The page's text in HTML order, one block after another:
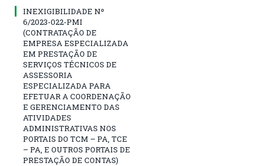
INEXIGIBILIDADE Nº
6/2023-022-PMI
(CONTRATAÇÃO DE
EMPRESA ESPECIALIZADA
EM PRESTAÇÃO DE
SERVIÇOS TÉCNICOS DE
ASSESSORIA
ESPECIALIZADA PARA
EFETUAR A COORDENAÇÃO
E GERENCIAMENTO DAS
ATIVIDADES
ADMINISTRATIVAS NOS
PORTAIS DO TCM – PA, TCE
– PA, E OUTROS PORTAIS DE
PRESTAÇÃO DE CONTAS)